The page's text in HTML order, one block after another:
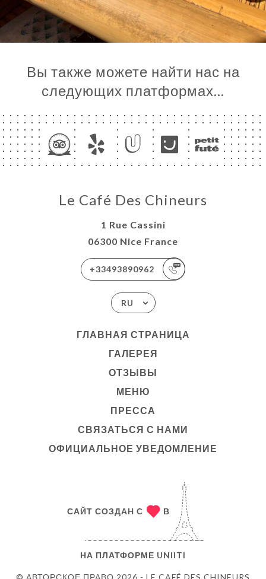
Вы также можете найти нас на
следующих платформах…
Le Café Des Chineurs
1 Rue Cassini
06300 Nice France
+33493890962
RU
ГЛАВНАЯ СТРАНИЦА
ГАЛЕРЕЯ
ОТЗЫВЫ
МЕНЮ
ПРЕССА
СВЯЗАТЬСЯ С НАМИ
ОФИЦИАЛЬНОЕ УВЕДОМЛЕНИЕ
© АВТОРСКОЕ ПРАВО 2026 - LE CAFÉ DES CHINEURS
САЙТ СОЗДАН С В
НА ПЛАТФОРМЕ UNIITI